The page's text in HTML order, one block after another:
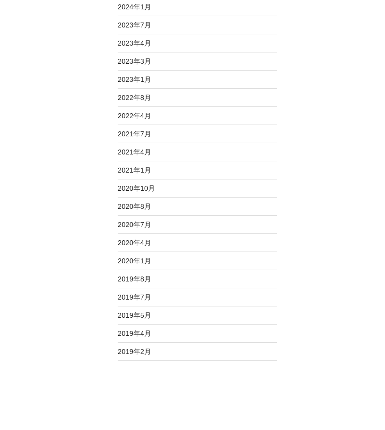
2024年1月
2023年7月
2023年4月
2023年3月
2023年1月
2022年8月
2022年4月
2021年7月
2021年4月
2021年1月
2020年10月
2020年8月
2020年7月
2020年4月
2020年1月
2019年8月
2019年7月
2019年5月
2019年4月
2019年2月